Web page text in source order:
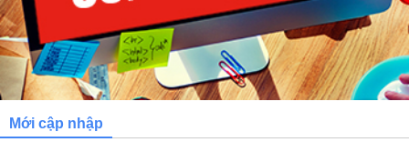
Mới cập nhập